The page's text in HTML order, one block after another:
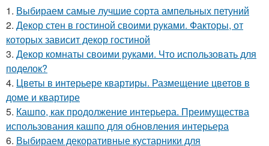
1. Выбираем самые лучшие сорта ампельных петуний
2. Декор стен в гостиной своими руками. Факторы, от
которых зависит декор гостиной
3. Декор комнаты своими руками. Что использовать для
поделок?
4. Цветы в интерьере квартиры. Размещение цветов в
доме и квартире
5. Кашпо, как продолжение интерьера. Преимущества
использования кашпо для обновления интерьера
6. Выбираем декоративные кустарники для